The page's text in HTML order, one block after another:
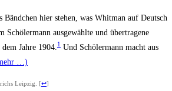
Bänd­chen hier ste­hen, was Whit­man auf Deutsch
Schö­ler­mann aus­ge­wähl­te und über­tra­ge­ne
dem Jah­re 1904. 1
Und Schö­ler­mann macht aus
…)
Leip­zig. [↩]